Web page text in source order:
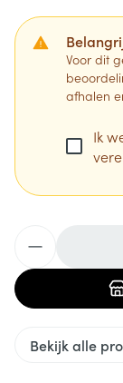
Voor dit
afhalen
Ik
Bekijk alle